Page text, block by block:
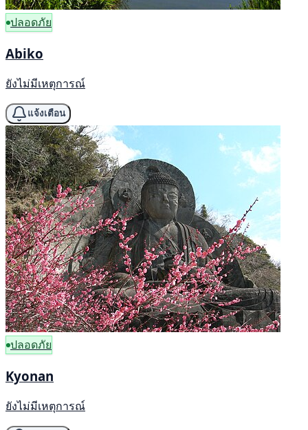
ปลอดภัย
Abiko
ยังไม่มีเหตุการณ์
แจ้งเตือน
ปลอดภัย
Kyonan
ยังไม่มีเหตุการณ์